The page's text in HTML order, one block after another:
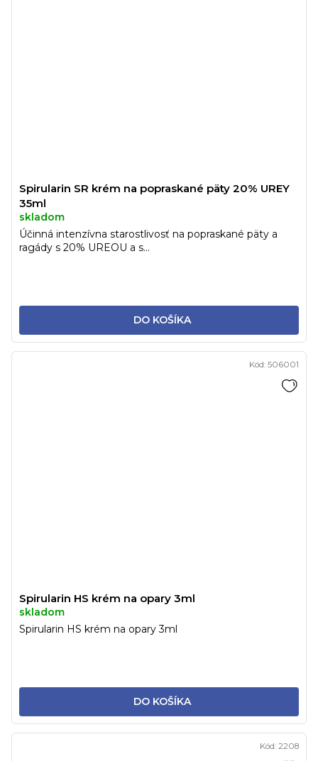
Spirularin SR krém na popraskané päty 20% UREY
35ml
skladom
DO KOŠÍKA
Účinná intenzívna starostlivosť na popraskané päty a
ragády s 20% UREOU a s...
Spirularin HS krém na opary 3ml
skladom
DO KOŠÍKA
Spirularin HS krém na opary 3ml
Kód: 506001
Kód: 2208